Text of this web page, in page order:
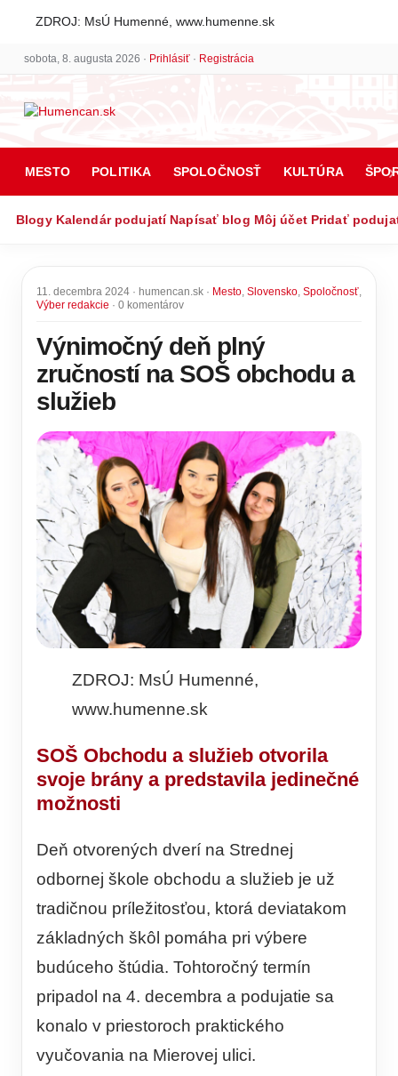
ZDROJ: MsÚ Humenné, www.humenne.sk
sobota, 8. augusta 2026 · Prihlásiť· Registrácia
MESTO POLITIKA SPOLOČNOSŤ KULTÚRA
Blogy Kalendár podujatí Napísať blog Môj účet Pridať
11. decembra 2024 · humencan.sk · Mesto, Slovensko, Spoločnosť,
Výber redakcie · 0 komentárov
Výnimočný deň plný
zručností na SOŠ obchodu a
služieb
ZDROJ: MsÚ Humenné,
www.humenne.sk
SOŠ Obchodu a služieb otvorila
svoje brány a predstavila jedinečné
možnosti
Deň otvorených dverí na Strednej
odbornej škole obchodu a služieb je už
tradičnou príležitosťou, ktorá deviatakom
základných škôl pomáha pri výbere
budúceho štúdia. Tohtoročný termín
pripadol na 4. decembra a podujatie sa
konalo v priestoroch praktického
vyučovania na Mierovej ulici.